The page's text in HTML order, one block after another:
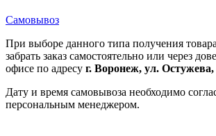
Самовывоз
При выборе данного типа получения
забрать заказ самостоятельно или через
офисе по адресу г. Воронеж, ул. Остужева,
Дату и время самовывоза необходимо
персональным менеджером.